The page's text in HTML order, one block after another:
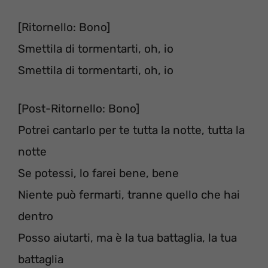
[Ritornello: Bono]
Smettila di tormentarti, oh, io
Smettila di tormentarti, oh, io
[Post-Ritornello: Bono]
Potrei cantarlo per te tutta la notte, tutta la
notte
Se potessi, lo farei bene, bene
Niente può fermarti, tranne quello che hai
dentro
Posso aiutarti, ma è la tua battaglia, la tua
battaglia